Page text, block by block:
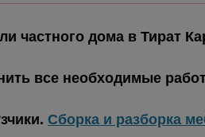
частного дома в Тират
все необходимые
Сборка и разборка